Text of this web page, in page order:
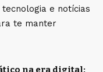
e notícias
te manter
na era digital: